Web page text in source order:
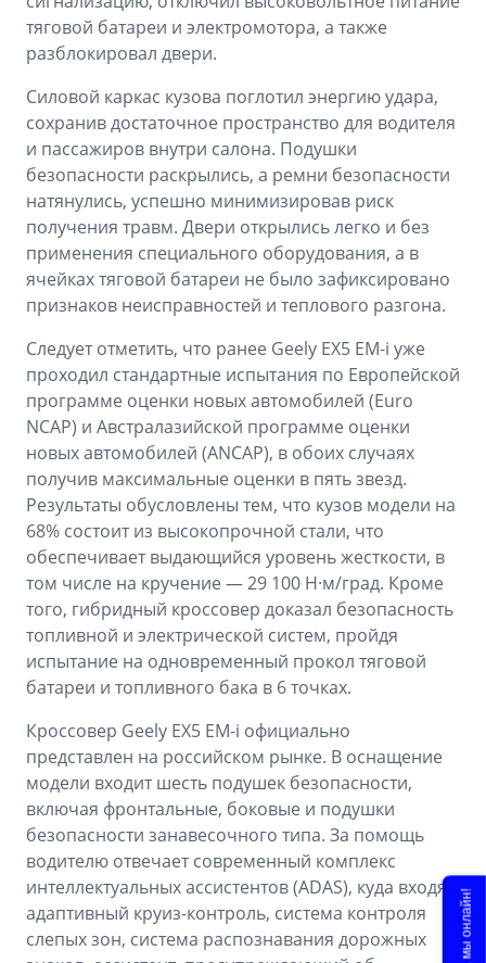
тяговой батареи и электромотора, а также
разблокировал двери.
Силовой каркас кузова поглотил энергию удара,
сохранив достаточное пространство для водителя
и пассажиров внутри салона. Подушки
безопасности раскрылись, а ремни безопасности
натянулись, успешно минимизировав риск
получения травм. Двери открылись легко и без
применения специального оборудования, а в
ячейках тяговой батареи не было зафиксировано
признаков неисправностей и теплового разгона.
Следует отметить, что ранее Geely EX5 EM-i уже
проходил стандартные испытания по Европейской
программе оценки новых автомобилей (Euro
NCAP) и Австралазийской программе оценки
новых автомобилей (ANCAP), в обоих случаях
получив максимальные оценки в пять звезд.
Результаты обусловлены тем, что кузов модели на
68% состоит из высокопрочной стали, что
обеспечивает выдающийся уровень жесткости, в
том числе на кручение — 29 100 Н·м/град. Кроме
того, гибридный кроссовер доказал безопасность
топливной и электрической систем, пройдя
испытание на одновременный прокол тяговой
батареи и топливного бака в 6 точках.
Кроссовер Geely EX5 EM-i официально
представлен на российском рынке. В оснащение
модели входит шесть подушек безопасности,
включая фронтальные, боковые и подушки
безопасности занавесочного типа. За помощь
водителю отвечает современный комплекс
интеллектуальных ассистентов (ADAS), куда входят
адаптивный круиз-контроль, система контроля
слепых зон, система распознавания дорожных